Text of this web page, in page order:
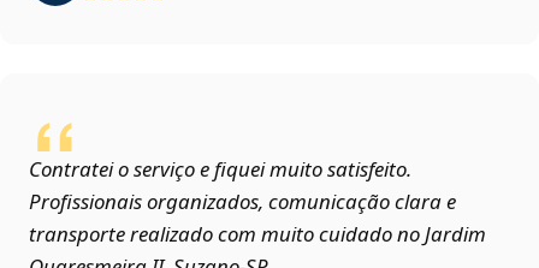
Contratei o serviço e fiquei muito satisfeito.
Profissionais organizados, comunicação clara e
transporte realizado com muito cuidado no Jardim